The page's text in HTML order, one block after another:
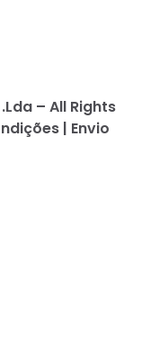
– All Rights
| Envio